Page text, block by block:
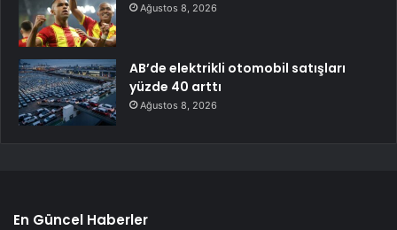
Ağustos 8, 2026
AB’de elektrikli otomobil satışları
yüzde 40 arttı
Ağustos 8, 2026
En Güncel Haberler